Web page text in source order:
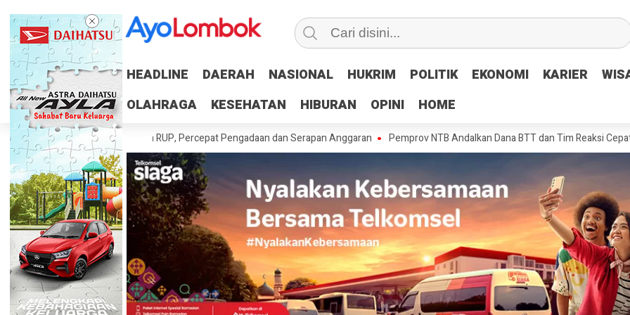
HEADLINE DAERAH NASIONAL HUKRIM POLITIK EKONOMI KARIER
OLAHRAGA
KESEHATAN HIBURAN OPINI HOME
HEADLINE DAERAH NASIONAL HUKRIM POLITIK EKONOMI KARIER
OLAHRAGA
KESEHATAN HIBURAN OPINI HOME
100 Persen RUP, Percepat Pengadaan dan Serapan Anggaran Pemprov NTB Andalkan Dana BTT dan Tim Reaksi Cepat Tangani